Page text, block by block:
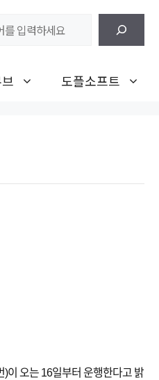
도플소프트
이 오는 16일부터 운행한다고 밝